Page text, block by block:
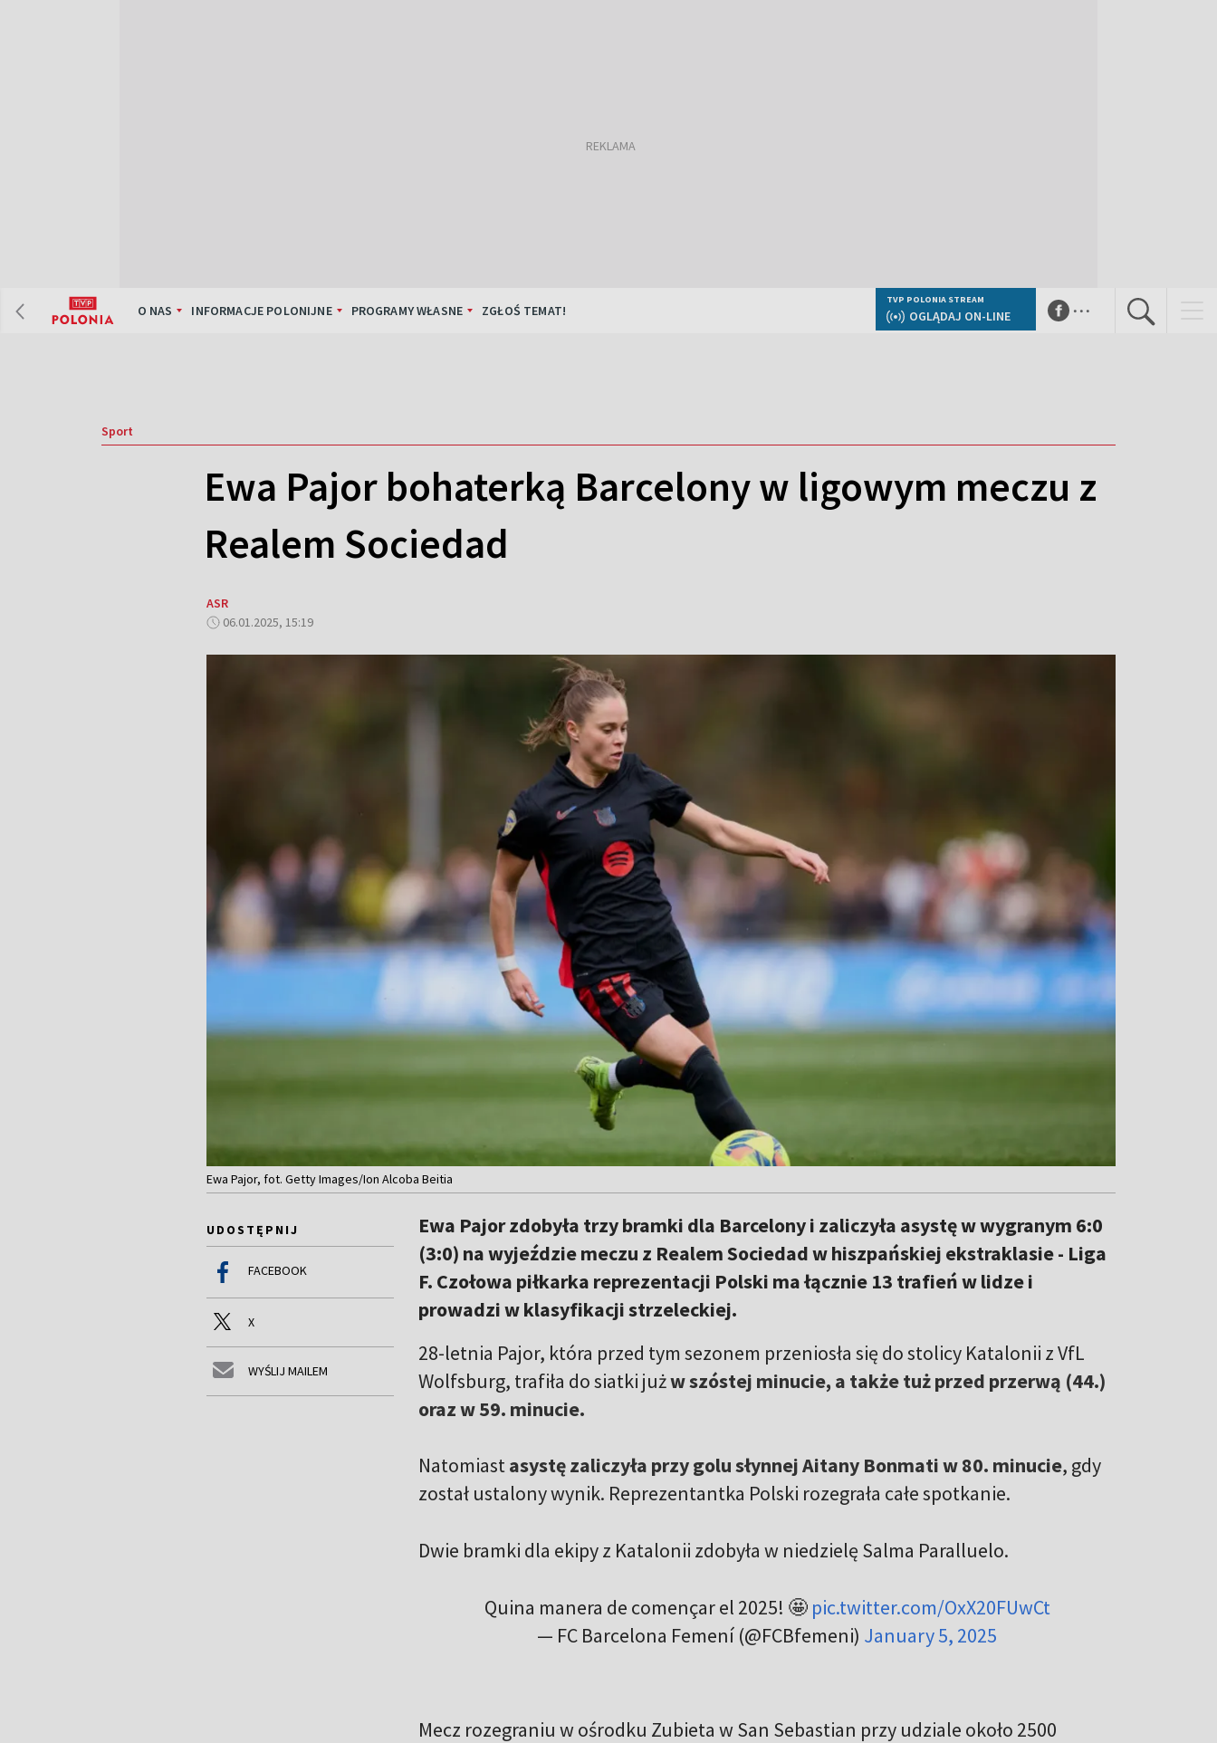
O NAS INFORMACJE POLONIJNE PROGRAMY WŁASNE ZGŁOŚ TEMAT!
TVP POLONIA STREAM
OGLĄDAJ ON-LINE ...
Sport
Ewa Pajor bohaterką Barcelony w ligowym meczu z
Realem Sociedad
ASR
06.01.2025, 15:19
Ewa Pajor, fot. Getty Images/Ion Alcoba Beitia
UDOSTĘPNIJ
FACEBOOK
X
WYŚLIJ MAILEM
Ewa Pajor zdobyła trzy bramki dla Barcelony i zaliczyła asystę w wygranym 6:0
(3:0) na wyjeździe meczu z Realem Sociedad w hiszpańskiej ekstraklasie - Liga
F. Czołowa piłkarka reprezentacji Polski ma łącznie 13 trafień w lidze i
prowadzi w klasyfikacji strzeleckiej.
28-letnia Pajor, która przed tym sezonem przeniosła się do stolicy Katalonii z VfL
Wolfsburg, trafiła do siatki jużw szóstej minucie, a także tuż przed przerwą (44.)
oraz w 59. minucie.
Natomiastasystę zaliczyła przy golu słynnej Aitany Bonmati w 80. minucie, gdy
został ustalony wynik. Reprezentantka Polski rozegrała całe spotkanie.
Dwie bramki dla ekipy z Katalonii zdobyła w niedzielę Salma Paralluelo.
Quina manera de començar el 2025! 🤩 pic.twitter.com/OxX20FUwCt
— FC Barcelona Femení (@FCBfemeni) January 5, 2025
Mecz rozegraniu w ośrodku Zubieta w San Sebastian przy udziale około 2500